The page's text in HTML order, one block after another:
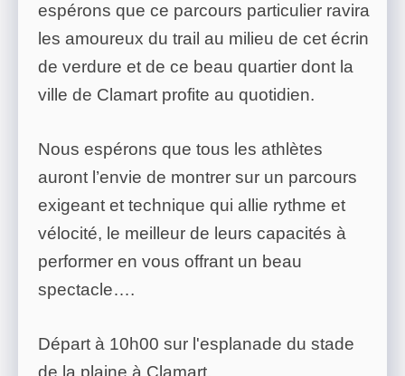
espérons que ce parcours particulier ravira
les amoureux du trail au milieu de cet écrin
de verdure et de ce beau quartier dont la
ville de Clamart profite au quotidien.
Nous espérons que tous les athlètes
auront l’envie de montrer sur un parcours
exigeant et technique qui allie rythme et
vélocité, le meilleur de leurs capacités à
performer en vous offrant un beau
spectacle….
Départ à 10h00 sur l'esplanade du stade